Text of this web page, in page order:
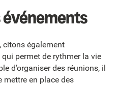
, citons également
qui permet de rythmer la vie
d’organiser des réunions, il
mettre en place des